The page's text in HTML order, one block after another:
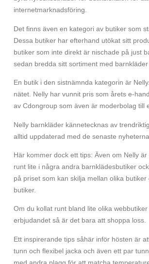
internetmarknadsföring.
Det finns även en kategori av butiker som
Dessa butiker har efterhand utökat sitt
butiker som inte direkt är nischade på just
sedan bredda sitt sortiment med
En butik i den sistnämnda kategorin är
nätet. Nelly har vunnit pris som årets e-
av Cdongroup som även är moderbolag till
Nelly barnkläder kännetecknas av
alltid uppdaterad med de senaste
Här kommer dock ett tips: Även om Nelly
runt lite i några andra barnklädesbutiker
på priset som kan skilja mellan olika
butiker.
Om du kollat runt bland lite olika
erbjudandet så är det bara att shoppa loss.
Ett inspirerande tips såhär inför hösten är
tunn och flexibel jacka och även ett par
med andra plagg för att matcha